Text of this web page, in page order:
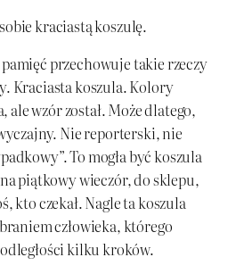
kraciastą koszulę.
przechowuje takie rzeczy
Kraciasta koszula. Kolory
ale wzór został. Może dlatego,
Nie reporterski, nie
To mogła być koszula
piątkowy wieczór, do sklepu,
kto czekał. Nagle ta koszula
człowieka, którego
kilku kroków.